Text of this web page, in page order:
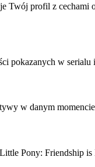
Twój profil z cechami
pokazanych w
w danym
Pony: Friendship is